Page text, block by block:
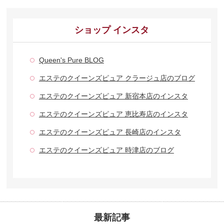
ショップ インスタ
Queen's Pure BLOG
エステのクイーンズピュア クラージュ店のブログ
エステのクイーンズピュア 新宿本店のインスタ
エステのクイーンズピュア 恵比寿店のインスタ
エステのクイーンズピュア 長崎店のインスタ
エステのクイーンズピュア 時津店のブログ
最新記事